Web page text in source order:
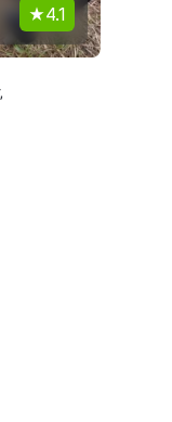
4.1